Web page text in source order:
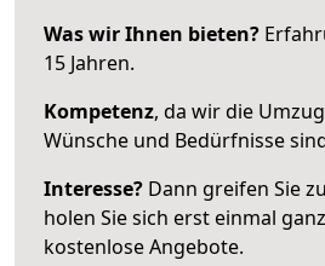
Was wir Ihnen bieten?
15 Jahren.
Kompetenz, da wir die
Wünsche und Bedürfnisse
Interesse? Dann greifen Sie
holen Sie sich erst einmal
kostenlose Angebote.